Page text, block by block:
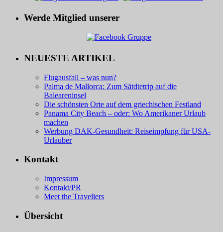
Werde Mitglied unserer
NEUESTE ARTIKEL
Flugausfall – was nun?
Palma de Mallorca: Zum Sätdtetrip auf die
Baleareninsel
Die schönsten Orte auf dem griechischen Festland
Panama City Beach – oder: Wo Amerikaner Urlaub
machen
Werbung DAK-Gesundheit: Reiseimpfung für USA-
Urlauber
Kontakt
Impressum
Kontakt/PR
Meet the Traveliers
Übersicht